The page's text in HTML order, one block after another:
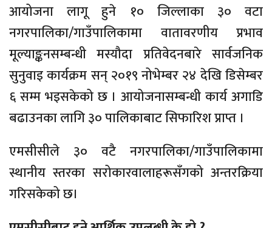
आयोजना लागू हुने १० जिल्लाका ३० वटा
नगरपालिका/गाउँपालिकामा वातावरणीय प्रभाव
मूल्याङ्कनसम्बन्धी मस्यौदा प्रतिवेदनबारे सार्वजनिक
सुनुवाइ कार्यक्रम सन् २०१९ नोभेम्बर २४ देखि डिसेम्बर
६ सम्म भइसकेको छ । आयोजनासम्बन्धी कार्य अगाडि
बढाउनका लागि ३० पालिकाबाट सिफारिश प्राप्त ।
एमसीसीले ३० वटै नगरपालिका/गाउँपालिकामा
स्थानीय स्तरका सरोकारवालाहरूसँगको अन्तरक्रिया
गरिसकेको छ।